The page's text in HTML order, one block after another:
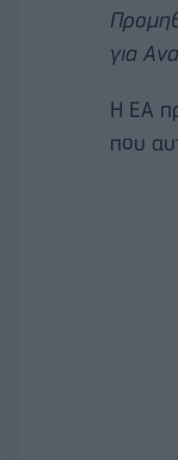
για
Η ΕΑ
που